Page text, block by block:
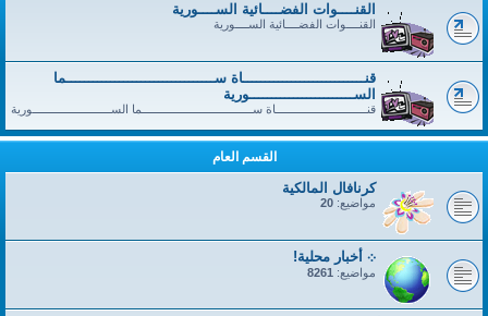
القنــــوات الفضــــائية الســــورية
القنــــوات الفضــــائية الســــورية
قنــــــــــــــــــــــــــــاة ســــــــــــــــــــــــــــــــــما
الســــــــــــــــــــــــورية
قنــــــــــــــــــــــــــــاة ســــــــــــــــــــــــــــــــــما الســــــــــــــــــــــــورية
القسم العام
كرنافال المالكية
مواضيع: 20
܀ أخبار محلية!
مواضيع: 8261